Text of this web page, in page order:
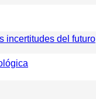
incertitudes del futuro